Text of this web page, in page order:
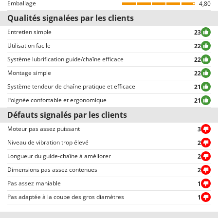
Seven Italy
Shark
Silky
Simatech
Sirman
Skil
Smartwood
Smeg
Snapper
Solidur
Spice Electronics
Spiralmac
Spring Protezione
Spyro
Stanley
personnel du client, disponible après avoir inséré le login).
Tous les commentaires, tant positifs que négatifs, sont publiés sans
exclusion ou censure, à l’exception de textes qui contiennent des
expressions ou mots inappropriés, ou qui ne respectent pas le traitement
des données personnelles.
Tous les commentaires, qu’ils soient positifs ou négatifs, peuvent être
consultés rapidement par nos visiteurs, grâce également aux filtres qui
permettent une sélection rapide, comme par exemple celui permettant de
choisir entre avis positifs et négatifs.
Emballage
4,80
Qualités signalées par les clients
Entretien simple
23
Utilisation facile
22
Système lubrification guide/chaîne efficace
22
Montage simple
22
Système tendeur de chaîne pratique et efficace
21
Poignée confortable et ergonomique
21
Défauts signalés par les clients
Moteur pas assez puissant
3
Niveau de vibration trop élevé
2
Longueur du guide-chaîne à améliorer
2
Dimensions pas assez contenues
2
Pas assez maniable
1
Pas adaptée à la coupe des gros diamètres
1